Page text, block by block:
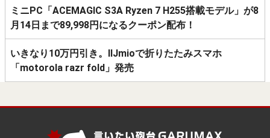
ミニPC「ACEMAGIC S3A Ryzen 7 H255搭載モデル」が8
月14日まで89,998円になるクーポン配布！
いきなり10万円引き。IIJmioで折りたたみスマホ
「motorola razr fold」発売